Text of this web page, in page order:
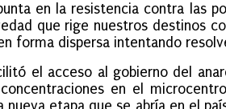
en la resistencia contra las
que rige nuestros destinos
forma dispersa intentando
el acceso al gobierno del
en el